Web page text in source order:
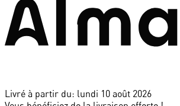
Livré à partir du: lundi 10 août 2026